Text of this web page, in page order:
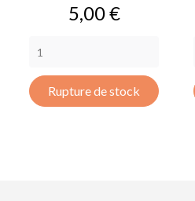
Prix
5,00 €
Rupture de stock